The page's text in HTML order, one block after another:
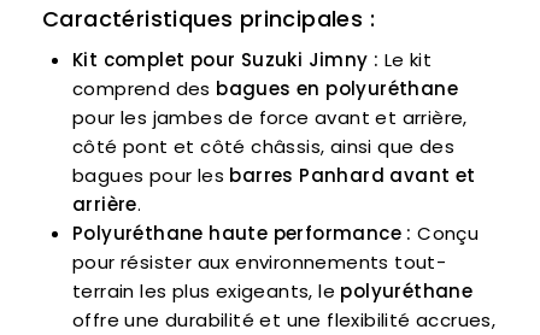
Caractéristiques principales :
Kit complet pour Suzuki Jimny : Le kit
comprend des bagues en polyuréthane
pour les jambes de force avant et arrière,
côté pont et côté châssis, ainsi que des
bagues pour les barres Panhard avant et
arrière.
Polyuréthane haute performance : Conçu
pour résister aux environnements tout-
terrain les plus exigeants, le polyuréthane
offre une durabilité et une flexibilité accrues,